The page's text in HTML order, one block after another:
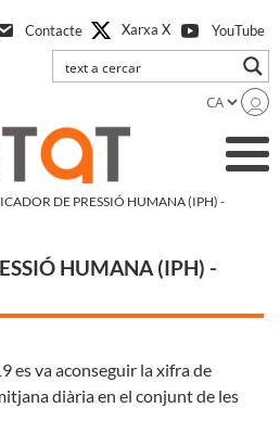
a
l'contingut
Contacte Xarxa X YouTube
DE PRESSIÓ HUMANA (IPH) -
HUMANA (IPH) -
es va aconseguir la xifra de
diària en el conjunt de les